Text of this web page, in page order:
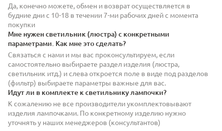
Да, конечно можете, обмен и возврат осуществляется в
будние дни с 10-18 в течении 7-ми рабочих дней с момента
покупки
Мне нужен светильник (люстра) с конкретными
параметрами. Как мне это сделать?
Связаться с нами и мы вас проконсультируем, если
самостоятельно выбираете раздел изделия (люстра,
светильник итд.) и слева откроется поле в виде под разделов
(фильтр) выбираете параметры важные для вас.
Идут ли в комплекте к светильнику лампочки?
К сожалению не все производители укомплектовывают
изделия лампочками. По конкретному изделию нужно
уточнять у наших менеджеров (консультантов)